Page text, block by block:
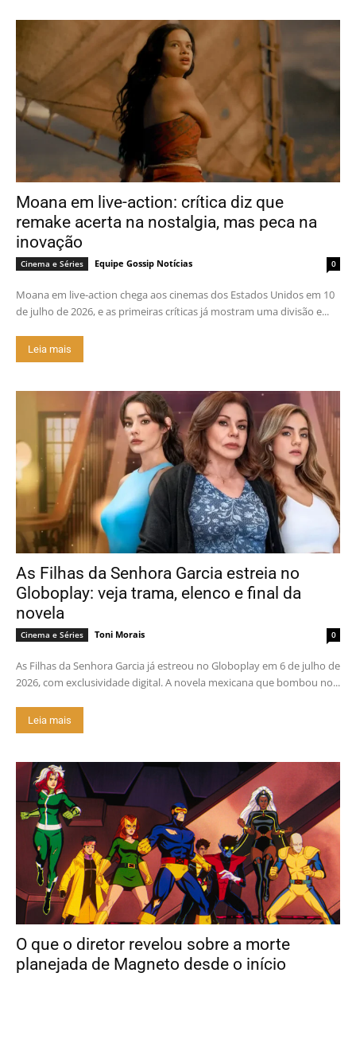
Moana em live-action: crítica diz que
remake acerta na nostalgia, mas peca na
inovação
Cinema e Séries Equipe Gossip Notícias 0
Moana em live-action chega aos cinemas dos Estados Unidos em 10
de julho de 2026, e as primeiras críticas já mostram uma divisão e...
Leia mais
As Filhas da Senhora Garcia estreia no
Globoplay: veja trama, elenco e final da
novela
Cinema e Séries Toni Morais 0
As Filhas da Senhora Garcia já estreou no Globoplay em 6 de julho de
2026, com exclusividade digital. A novela mexicana que bombou no...
Leia mais
O que o diretor revelou sobre a morte
planejada de Magneto desde o início